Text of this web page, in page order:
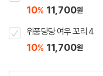
10% 11,700원
위풍당당 여우 꼬리 4
10% 11,700원